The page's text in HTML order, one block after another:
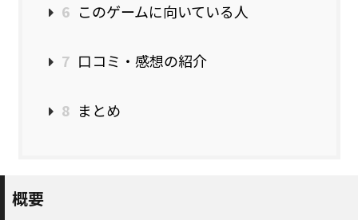
6 このゲームに向いている人
7 口コミ・感想の紹介
8 まとめ
概要